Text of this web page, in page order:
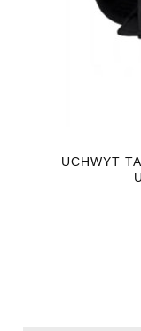
UCHWYT